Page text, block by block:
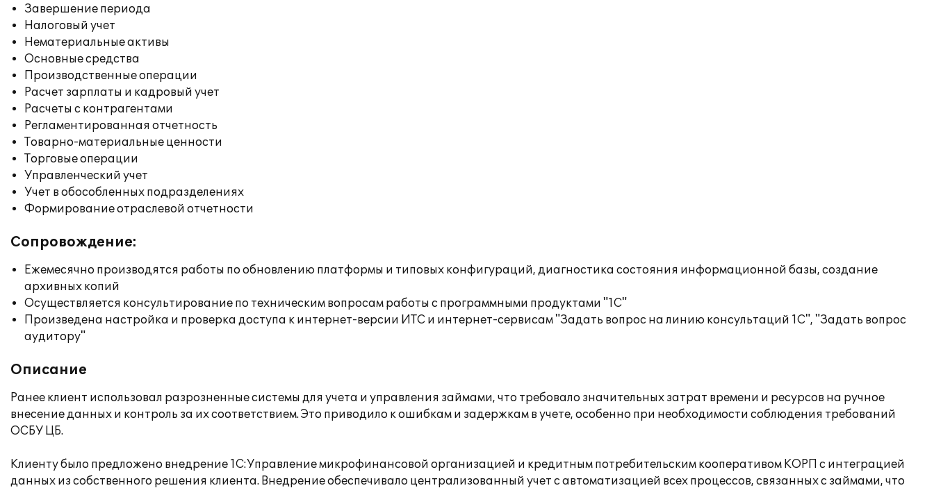
Завершение периода
Налоговый учет
Нематериальные активы
Основные средства
Производственные операции
Расчет зарплаты и кадровый учет
Расчеты с контрагентами
Регламентированная отчетность
Товарно-материальные ценности
Торговые операции
Управленческий учет
Учет в обособленных подразделениях
Формирование отраслевой отчетности
Сопровождение:
Ежемесячно производятся работы по обновлению платформы и типовых конфигураций, диагностика состояния информационной базы, создание
архивных копий
Осуществляется консультирование по техническим вопросам работы с программными продуктами "1С"
Произведена настройка и проверка доступа к интернет-версии ИТС и интернет-сервисам "Задать вопрос на линию консультаций 1С", "Задать вопрос
аудитору"
Описание
Ранее клиент использовал разрозненные системы для учета и управления займами, что требовало значительных затрат времени и ресурсов на ручное
внесение данных и контроль за их соответствием. Это приводило к ошибкам и задержкам в учете, особенно при необходимости соблюдения требований
ОСБУ ЦБ.
Клиенту было предложено внедрение 1С:Управление микрофинансовой организацией и кредитным потребительским кооперативом КОРП с интеграцией
данных из собственного решения клиента. Внедрение обеспечивало централизованный учет с автоматизацией всех процессов, связанных с займами, что